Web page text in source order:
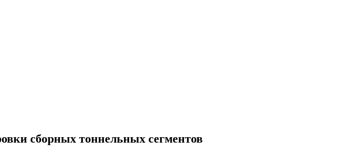
сборных тоннельных сегментов